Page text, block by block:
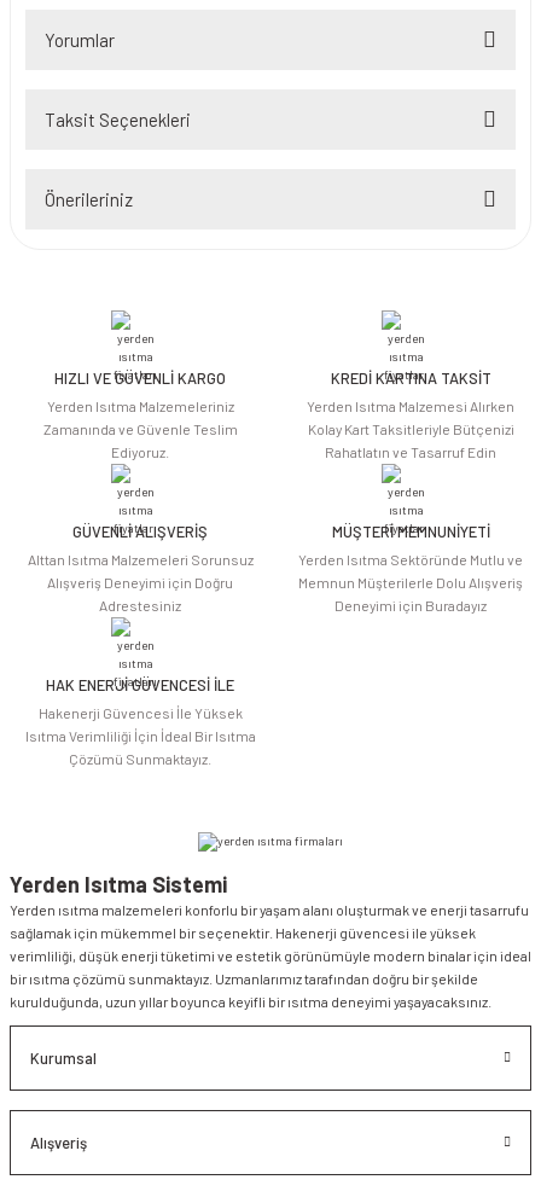
Yorumlar
Taksit Seçenekleri
Önerileriniz
iletebilirsiniz.
Görüş ve önerileriniz için teşekkür ederiz.
Ürün açıklamasında eksik bilgiler bulunuyor.
Ürün bilgilerinde hatalar bulunuyor.
Ürün fiyatı diğer sitelerden daha pahalı.
Bu ürüne benzer farklı alternatifler olmalı.
HIZLI VE GÜVENLİ KARGO
Yerden Isıtma Malzemeleriniz
Zamanında ve Güvenle Teslim
Ediyoruz.
KREDİ KARTINA TAKSİT
Yerden Isıtma Malzemesi Alırken
Kolay Kart Taksitleriyle Bütçenizi
Rahatlatın ve Tasarruf Edin
GÜVENLİ ALIŞVERİŞ
Alttan Isıtma Malzemeleri Sorunsuz
Alışveriş Deneyimi için Doğru
Adrestesiniz
MÜŞTERİ MEMNUNİYETİ
Yerden Isıtma Sektöründe Mutlu ve
Memnun Müşterilerle Dolu Alışveriş
Deneyimi için Buradayız
HAK ENERJİ GÜVENCESİ İLE
Hakenerji Güvencesi İle Yüksek
Isıtma Verimliliği İçin İdeal Bir Isıtma
Çözümü Sunmaktayız.
Yerden Isıtma Sistemi
Yerden ısıtma malzemeleri konforlu bir yaşam alanı oluşturmak ve enerji tasarrufu
sağlamak için mükemmel bir seçenektir. Hakenerji güvencesi ile yüksek
verimliliği, düşük enerji tüketimi ve estetik görünümüyle modern binalar için ideal
bir ısıtma çözümü sunmaktayız. Uzmanlarımız tarafından doğru bir şekilde
kurulduğunda, uzun yıllar boyunca keyifli bir ısıtma deneyimi yaşayacaksınız.
Kurumsal
Alışveriş